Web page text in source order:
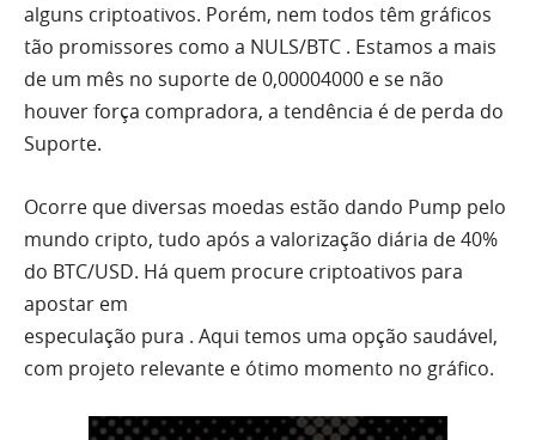
alguns criptoativos. Porém, nem todos têm gráficos
tão promissores como a NULS/BTC . Estamos a mais
de um mês no suporte de 0,00004000 e se não
houver força compradora, a tendência é de perda do
Suporte.
Ocorre que diversas moedas estão dando Pump pelo
mundo cripto, tudo após a valorização diária de 40%
do BTC/USD. Há quem procure criptoativos para
apostar em
especulação pura . Aqui temos uma opção saudável,
com projeto relevante e ótimo momento no gráfico.